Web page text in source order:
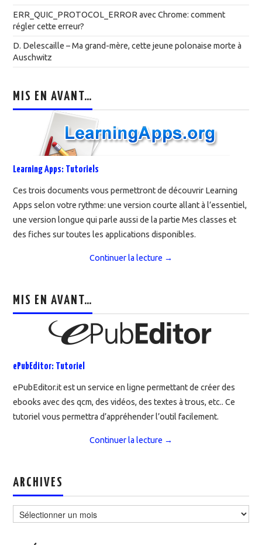
ERR_QUIC_PROTOCOL_ERROR avec Chrome: comment
régler cette erreur?
D. Delescaille – Ma grand-mère, cette jeune polonaise morte à
Auschwitz
MIS EN AVANT…
Learning Apps: Tutoriels
Ces trois documents vous permettront de découvrir Learning
Apps selon votre rythme: une version courte allant à l’essentiel,
une version longue qui parle aussi de la partie Mes classes et
des fiches sur toutes les applications disponibles.
Continuer la lecture →
MIS EN AVANT…
ePubEditor: Tutoriel
ePubEditor.it est un service en ligne permettant de créer des
ebooks avec des qcm, des vidéos, des textes à trous, etc.. Ce
tutoriel vous permettra d’appréhender l’outil facilement.
Continuer la lecture →
ARCHIVES